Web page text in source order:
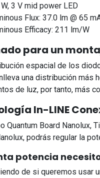
3 V mid power LED
Flux: 37.0 lm @ 65
Efficacy: 211 lm/W
para un
espacial de los
una distribución más
de luz, por tanto, más
In-LINE
Quantum Board Nanolux,
podrás regular la
potencia
de si queremos usar